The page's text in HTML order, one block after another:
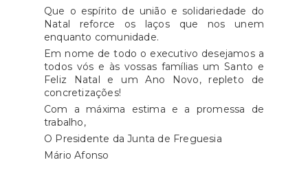
Que o espírito de união e solidariedade do
Natal reforce os laços que nos unem
enquanto comunidade.
Em nome de todo o executivo desejamos a
todos vós e às vossas famílias um Santo e
Feliz Natal e um Ano Novo, repleto de
concretizações!
Com a máxima estima e a promessa de
trabalho,
O Presidente da Junta de Freguesia
Mário Afonso